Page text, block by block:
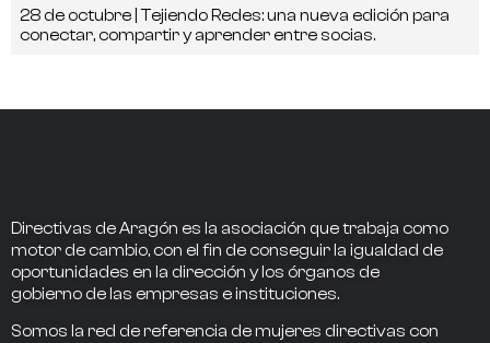
28 de octubre | Tejiendo Redes: una nueva edición para
conectar, compartir y aprender entre socias.
Directivas de Aragón es la asociación que trabaja como
motor de cambio, con el fin de conseguir la igualdad de
oportunidades en la dirección y los órganos de
gobierno de las empresas e instituciones.
Somos la red de referencia de mujeres directivas con